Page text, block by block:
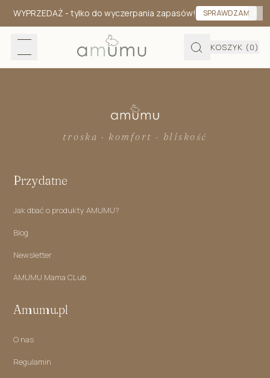
WYPRZEDAŻ - tylko do wyczerpania zapasów! SPRAWDZAM
KOSZYK (0)
troska · komfort · bliskość
Przydatne
Jak dbać o produkty AMUMU?
Blog
Newsletter
AMUMU Mama CLub
Amumu.pl
O nas
Regulamin